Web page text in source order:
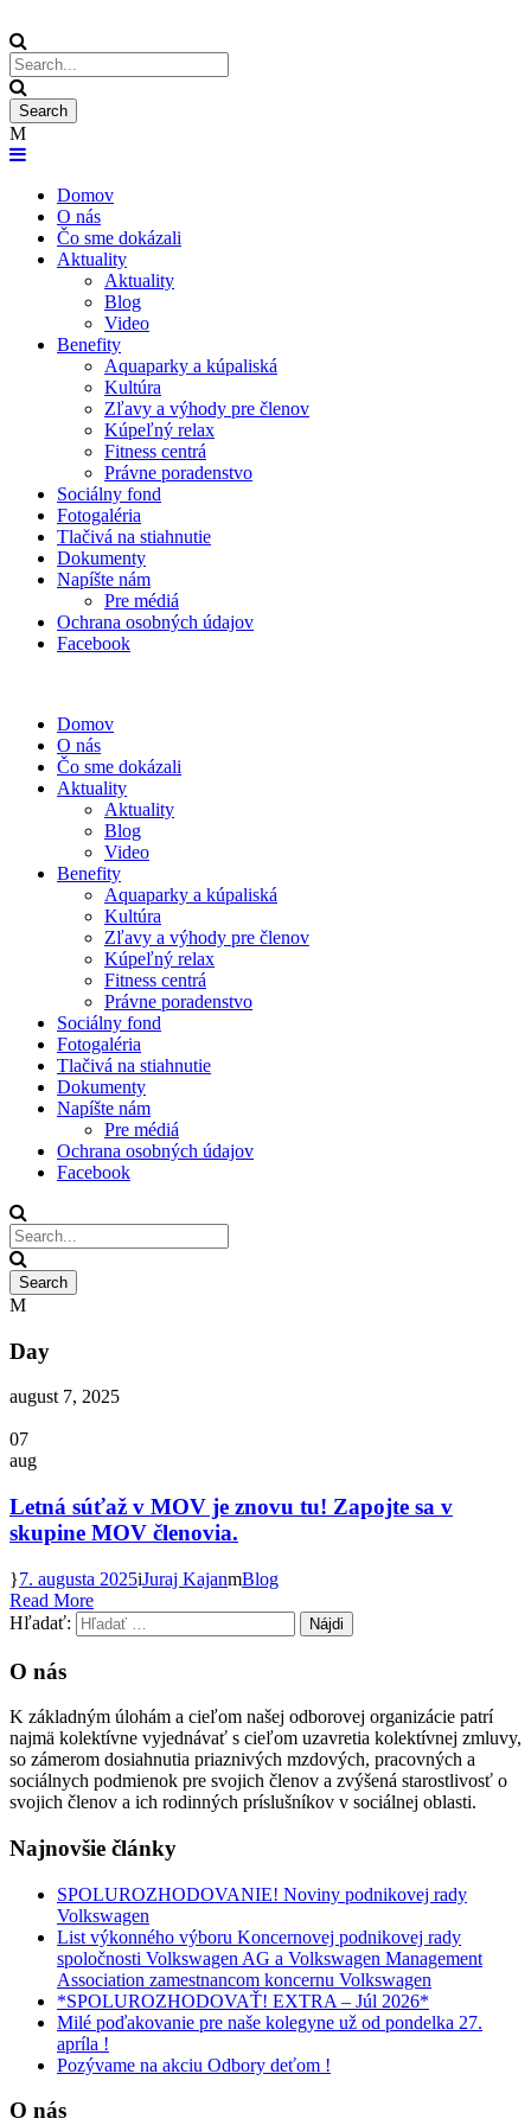
Domov
O nás
Čo sme dokázali
Aktuality
Aktuality
Blog
Video
Benefity
Aquaparky a kúpaliská
Kultúra
Zľavy a výhody pre členov
Kúpeľný relax
Fitness centrá
Právne poradenstvo
Sociálny fond
Fotogaléria
Tlačivá na stiahnutie
Dokumenty
Napíšte nám
Pre médiá
Ochrana osobných údajov
Facebook
Domov
O nás
Čo sme dokázali
Aktuality
Aktuality
Blog
Video
Benefity
Aquaparky a kúpaliská
Kultúra
Zľavy a výhody pre členov
Kúpeľný relax
Fitness centrá
Právne poradenstvo
Sociálny fond
Fotogaléria
Tlačivá na stiahnutie
Dokumenty
Napíšte nám
Pre médiá
Ochrana osobných údajov
Facebook
Day
august 7, 2025
07
aug
Letná súťaž v MOV je znovu tu! Zapojte sa v
skupine MOV členovia.
7. augusta 2025 Juraj Kajan
Blog
Read More
Hľadať:
O nás
K základným úlohám a cieľom našej odborovej organizácie patrí
najmä kolektívne vyjednávať s cieľom uzavretia kolektívnej zmluvy,
so zámerom dosiahnutia priaznivých mzdových, pracovných a
sociálnych podmienok pre svojich členov a zvýšená starostlivosť o
svojich členov a ich rodinných príslušníkov v sociálnej oblasti.
Najnovšie články
SPOLUROZHODOVANIE! Noviny podnikovej rady
Volkswagen
List výkonného výboru Koncernovej podnikovej rady
spoločnosti Volkswagen AG a Volkswagen Management
Association zamestnancom koncernu Volkswagen
*SPOLUROZHODOVAŤ! EXTRA – Júl 2026*
Milé poďakovanie pre naše kolegyne už od pondelka 27.
apríla !
Pozývame na akciu Odbory deťom !
O nás